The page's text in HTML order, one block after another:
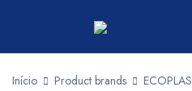
Início Product brands ECOPLAS